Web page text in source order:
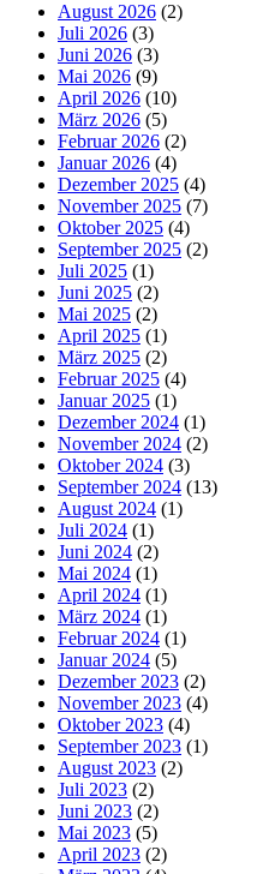
August 2026 (2)
Juli 2026 (3)
Juni 2026 (3)
Mai 2026 (9)
April 2026 (10)
März 2026 (5)
Februar 2026 (2)
Januar 2026 (4)
Dezember 2025 (4)
November 2025 (7)
Oktober 2025 (4)
September 2025 (2)
Juli 2025 (1)
Juni 2025 (2)
Mai 2025 (2)
April 2025 (1)
März 2025 (2)
Februar 2025 (4)
Januar 2025 (1)
Dezember 2024 (1)
November 2024 (2)
Oktober 2024 (3)
September 2024 (13)
August 2024 (1)
Juli 2024 (1)
Juni 2024 (2)
Mai 2024 (1)
April 2024 (1)
März 2024 (1)
Februar 2024 (1)
Januar 2024 (5)
Dezember 2023 (2)
November 2023 (4)
Oktober 2023 (4)
September 2023 (1)
August 2023 (2)
Juli 2023 (2)
Juni 2023 (2)
Mai 2023 (5)
April 2023 (2)